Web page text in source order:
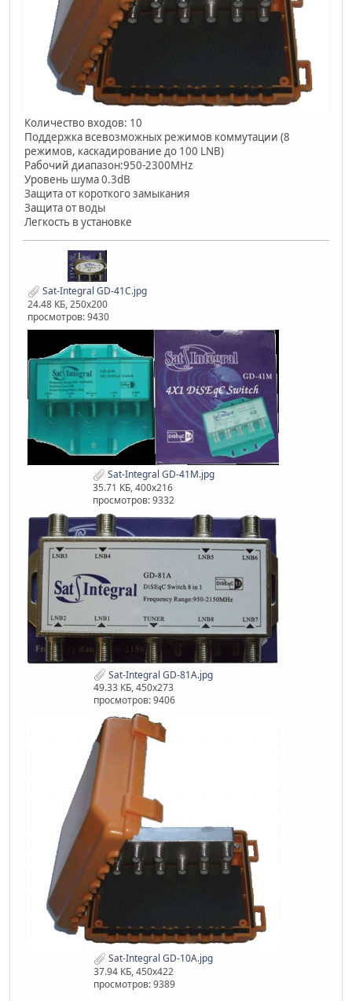
Количество входов: 10
Поддержка всевозможных режимов коммутации (8
режимов, каскадирование до 100 LNB)
Рабочий диапазон:950-2300MHz
Уровень шума 0.3dB
Защита от короткого замыкания
Защита от воды
Легкость в установке
Sat-Integral GD-41C.jpg
24.48 КБ, 250x200
просмотров: 9430
Sat-Integral GD-41M.jpg
35.71 КБ, 400x216
просмотров: 9332
Sat-Integral GD-81A.jpg
49.33 КБ, 450x273
просмотров: 9406
Sat-Integral GD-10A.jpg
37.94 КБ, 450x422
просмотров: 9389